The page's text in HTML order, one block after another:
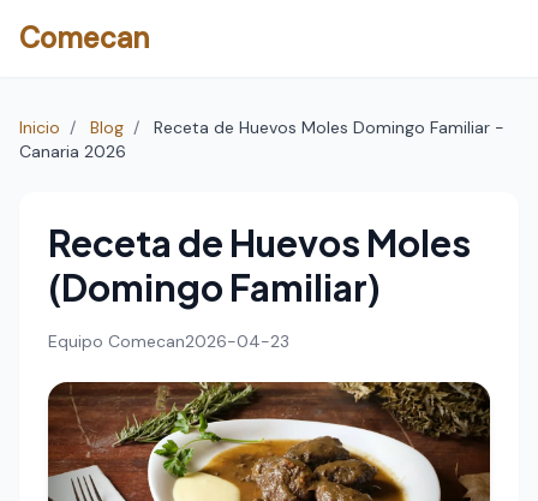
Comecan
Inicio / Blog /
Receta de Huevos Moles Domingo Familiar -
Canaria 2026
Receta de Huevos Moles
(Domingo Familiar)
Equipo Comecan2026-04-23